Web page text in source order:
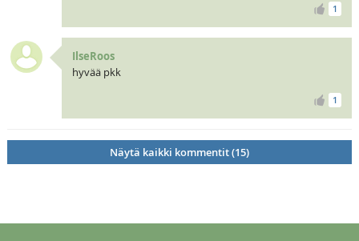
1
IlseRoos
hyvää pkk
1
Näytä kaikki kommentit (15)